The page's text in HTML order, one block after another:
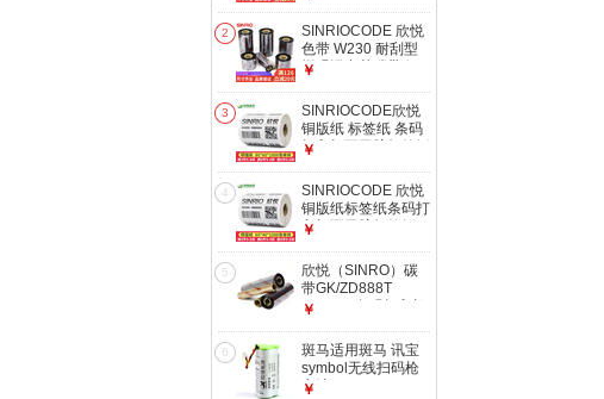
印机 色带热转印 适
配TSC/斑马打印机
W350树脂基碳带
（配套哑银亮白pet
纸） 110mm*300m
2
SINRIOCODE 欣悦
色带 W230 耐刮型
增强混合基碳带 铜
印机热转印色带 适
配TSC/斑马打印机
110毫米*300米
￥
3
SINRIOCODE欣悦
铜版纸 标签纸 条码
打印机不干胶标签纸
打印纸7~10毫米
80mm*60mm*1000
张单排
￥
4
SINRIOCODE 欣悦
铜版纸标签纸条码打
印机不干胶标签纸
打印纸
60mm*40mm*1000
张单排
￥
5
欣悦（SINRO）碳
带GK/ZD888T
GX430T条码打印机
110*70(小管芯)色带
(W848)蜡基110*70
米
￥
6
斑马适用斑马 讯宝
symbol无线扫码枪
电池
￥